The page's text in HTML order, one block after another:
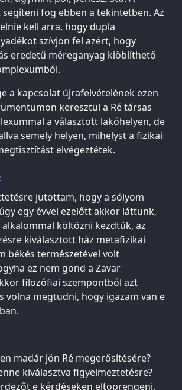
fog ebben a tekintetben. Az
kell arra, hogy dupla
szívjon fel azért, hogy
eredetű méreganyag kiöblíthető
a kapcsolat újrafelvételének ezen
keresztül a Ré társas
a választott lakóhelyen, de
semely helyen, mihelyst a fizikai
elvégeztétek.
jutottam, hogy a sólyom
egy évvel ezelőtt akkor láttunk,
költözni kezdtük, az
kiválasztott ház metafizikai
békés természetével volt
ez nem gond a Zavar
filozófiai szempontból azt
volna megtudni, hogy igazam van e
madár jön Ré megerősítésére?
kiválasztva figyelmeztetésre?
e kérdéseken eltöprengeni.